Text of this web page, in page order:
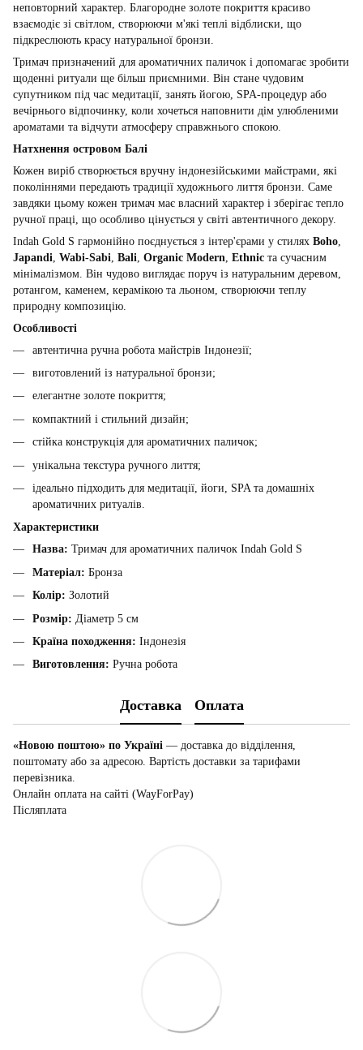
неповторний характер. Благородне золоте покриття красиво
взаємодіє зі світлом, створюючи м'які теплі відблиски, що
підкреслюють красу натуральної бронзи.
Тримач призначений для ароматичних паличок і допомагає зробити
щоденні ритуали ще більш приємними. Він стане чудовим
супутником під час медитації, занять йогою, SPA-процедур або
вечірнього відпочинку, коли хочеться наповнити дім улюбленими
ароматами та відчути атмосферу справжнього спокою.
Натхнення островом Балі
Кожен виріб створюється вручну індонезійськими майстрами, які
поколіннями передають традиції художнього лиття бронзи. Саме
завдяки цьому кожен тримач має власний характер і зберігає тепло
ручної праці, що особливо цінується у світі автентичного декору.
Indah Gold S гармонійно поєднується з інтер'єрами у стилях Boho
Japandi Wabi-Sabi Bali Organic Modern Ethnic та сучасним
мінімалізмом. Він чудово виглядає поруч із натуральним деревом,
ротангом, каменем, керамікою та льоном, створюючи теплу
природну композицію.
Особливості
автентична ручна робота майстрів Індонезії;
виготовлений із натуральної бронзи;
елегантне золоте покриття;
компактний і стильний дизайн;
стійка конструкція для ароматичних паличок;
унікальна текстура ручного лиття;
ідеально підходить для медитації, йоги, SPA та домашніх
ароматичних ритуалів.
Характеристики
Назва: Тримач для ароматичних паличок Indah Gold S
Матеріал: Бронза
Колір: Золотий
Розмір: Діаметр 5 см
Країна походження: Індонезія
Виготовлення: Ручна робота
Доставка Оплата
«Новою поштою» по Україні — доставка до відділення,
поштомату або за адресою. Вартість доставки за тарифами
перевізника.
Онлайн оплата на сайті (WayForPay)
Післяплата